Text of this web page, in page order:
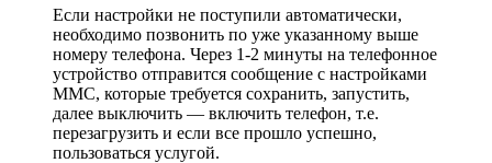
Если настройки не поступили автоматически,
необходимо позвонить по уже указанному выше
номеру телефона. Через 1-2 минуты на телефонное
устройство отправится сообщение с настройками
ММС, которые требуется сохранить, запустить,
далее выключить — включить телефон, т.е.
перезагрузить и если все прошло успешно,
пользоваться услугой.